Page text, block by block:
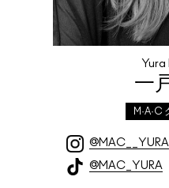
Yura
一
M·A·C
@MAC__YURA
@MAC_YURA